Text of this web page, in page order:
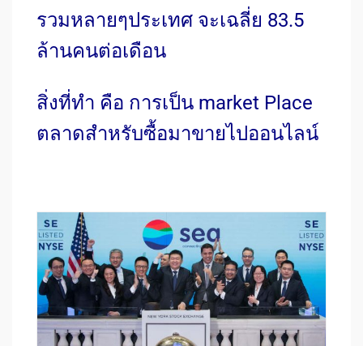
รวมหลายๆประเทศ จะเฉลี่ย 83.5
ล้านคนต่อเดือน
สิ่งที่ทำ คือ การเป็น market Place
ตลาดสำหรับซื้อมาขายไปออนไลน์